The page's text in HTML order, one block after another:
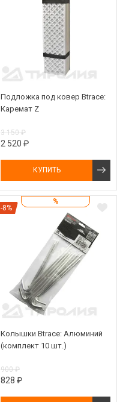
Подложка под ковер Btrace:
Каремат Z
3 150 ₽
2 520 ₽
КУПИТЬ
%
-8%
Колышки Btrace: Алюминий
(комплект 10 шт.)
900 ₽
828 ₽